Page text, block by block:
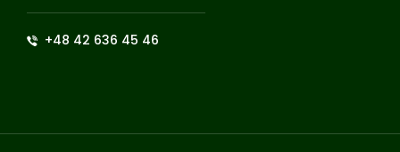
+48 42 636 45 46